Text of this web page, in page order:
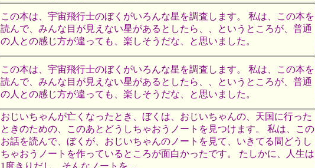
この本は、宇宙飛行士のぼくがいろんな星を調査します。 私は、この本を
読んで、みんな目が見えない星があるとしたら、、というところが、普通
の人との感じ方が違っても、楽しそうだな、と思いました。
この本は、宇宙飛行士のぼくがいろんな星を調査します。 私は、この本を
読んで、みんな目が見えない星があるとしたら、、というところが、普通
の人との感じ方が違っても、楽しそうだな、と思いました。
おじいちゃんが亡くなったとき、ぼくは、おじいちゃんの、天国に行った
ときのための、このあとどうしちゃおうノートを見つけます。 私は、この
お話を読んで、ぼくが、おじいちゃんのノートを見て、いきてる間どうし
ちゃおうノートを作っているところが面白かったです。 たしかに、人生は
1度きりだし、そんなノートを…